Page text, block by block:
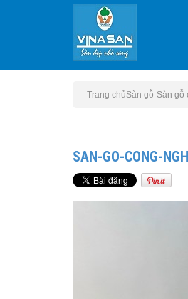
Trang chủSàn gỗ Sàn gỗ
SAN-GO-CONG-